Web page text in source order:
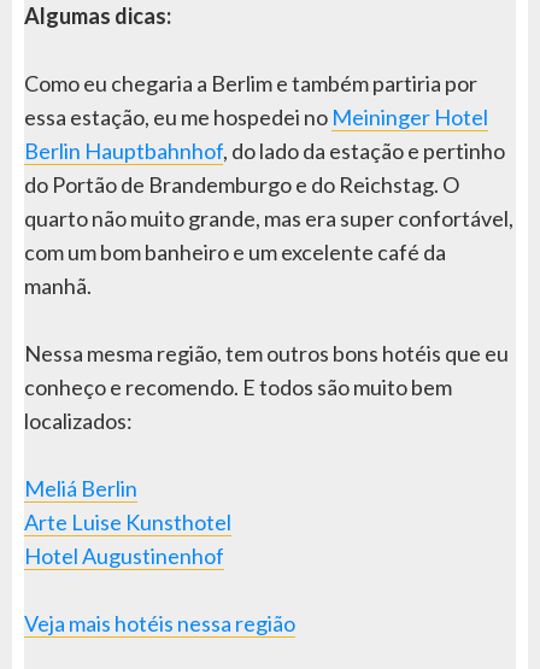
Algumas dicas:
Como eu chegaria a Berlim e também partiria por
essa estação, eu me hospedei no Meininger Hotel
Berlin Hauptbahnhof, do lado da estação e pertinho
do Portão de Brandemburgo e do Reichstag. O
quarto não muito grande, mas era super confortável,
com um bom banheiro e um excelente café da
manhã.
Nessa mesma região, tem outros bons hotéis que eu
conheço e recomendo. E todos são muito bem
localizados:
Meliá Berlin
Arte Luise Kunsthotel
Hotel Augustinenhof
Veja mais hotéis nessa região